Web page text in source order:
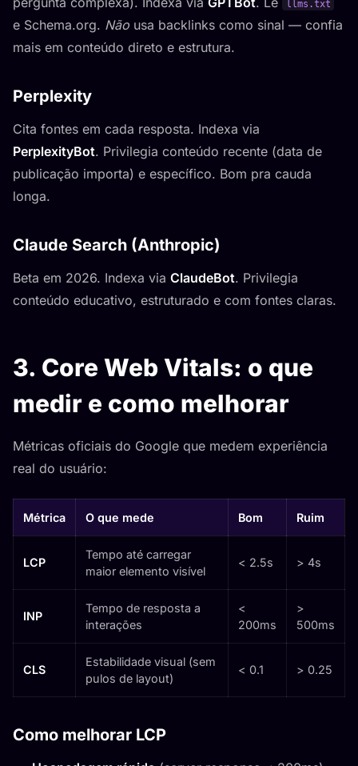
llms.txt
e Schema.org. Não usa backlinks como sinal — confia
mais em conteúdo direto e estrutura.
Perplexity
Cita fontes em cada resposta. Indexa via
PerplexityBot. Privilegia conteúdo recente (data de
publicação importa) e específico. Bom pra cauda
longa.
Claude Search (Anthropic)
Beta em 2026. Indexa via ClaudeBot. Privilegia
conteúdo educativo, estruturado e com fontes claras.
3. Core Web Vitals: o que
medir e como melhorar
Métricas oficiais do Google que medem experiência
real do usuário:
Métrica O que mede Bom Ruim
LCP
Tempo até carregar
maior elemento visível
< 2.5s > 4s
INP
Tempo de resposta a
interações
<
200ms
>
500ms
CLS
Estabilidade visual (sem
pulos de layout)
< 0.1 > 0.25
Como melhorar LCP